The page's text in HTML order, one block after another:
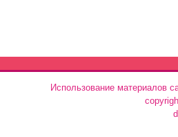
Использование материалов